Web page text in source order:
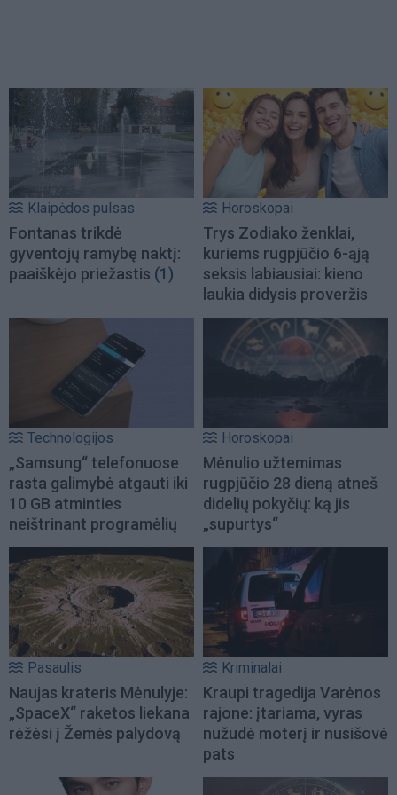
Klaipėdos pulsas
Fontanas trikdė
gyventojų ramybę naktį:
paaiškėjo priežastis (1)
Horoskopai
Trys Zodiako ženklai,
kuriems rugpjūčio 6-ąją
seksis labiausiai: kieno
laukia didysis proveržis
Technologijos
„Samsung“ telefonuose
rasta galimybė atgauti iki
10 GB atminties
neištrinant programėlių
Horoskopai
Mėnulio užtemimas
rugpjūčio 28 dieną atneš
didelių pokyčių: ką jis
„supurtys“
Pasaulis
Naujas krateris Mėnulyje:
„SpaceX“ raketos liekana
rėžėsi į Žemės palydovą
Kriminalai
Kraupi tragedija Varėnos
rajone: įtariama, vyras
nužudė moterį ir nusišovė
pats